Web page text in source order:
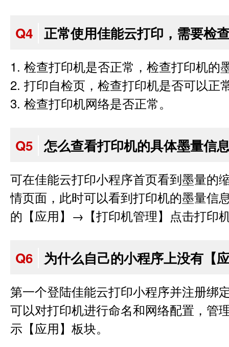
Q4 正常使用佳能云打印，需要检
1. 检查打印机是否正常，检查打印机
2. 打印自检页，检查打印机是否可以正
3. 检查打印机网络是否正常。
Q5 怎么查看打印机的具体墨量信
可在佳能云打印小程序首页看到墨量的
情页面，此时可以看到打印机的墨量信
的【应用】→【打印机管理】点击打印
Q6 为什么自己的小程序上没有【
第一个登陆佳能云打印小程序并注册绑
可以对打印机进行命名和网络配置，管
示【应用】板块。